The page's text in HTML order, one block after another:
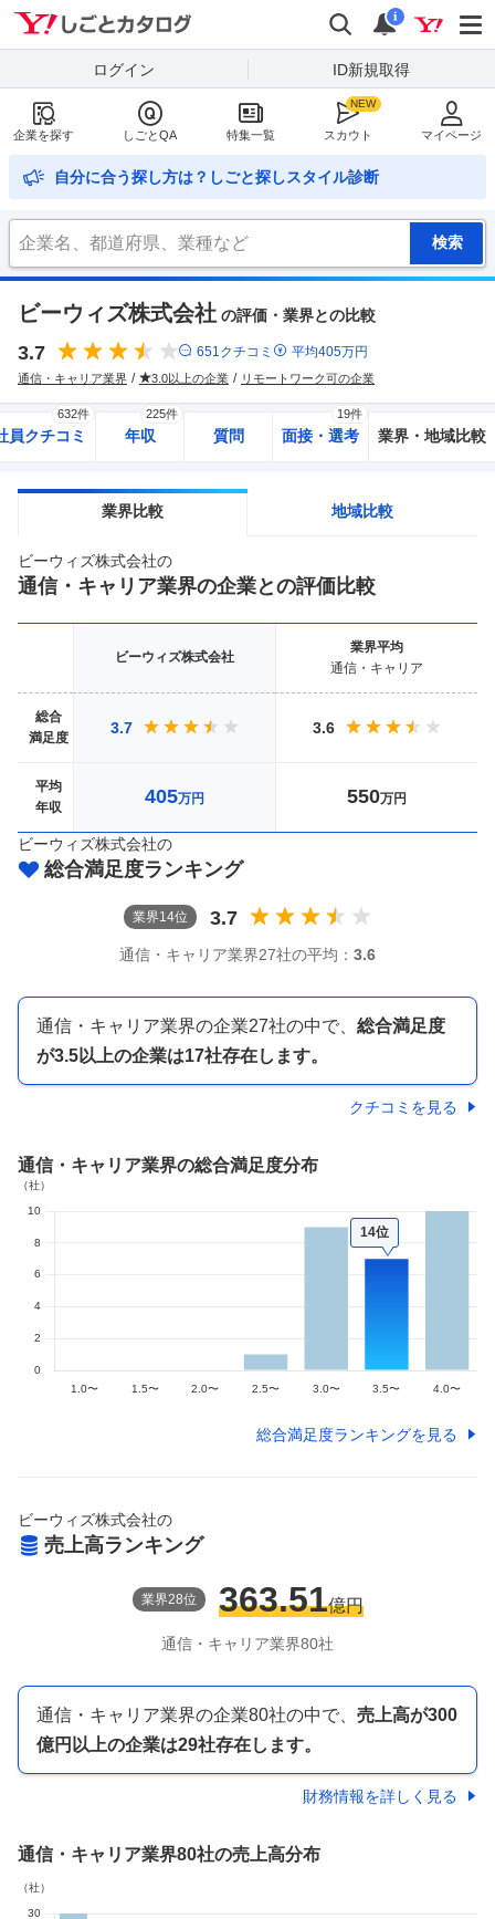
検索
通知
i
ログイン ID新規取得
企業を探す しごとQA 特集一覧 スカウト マイページ
自分に合う探し方は？しごと探しスタイル診断
ビーウィズ株式会社 の評価・業界との比較
3.7 651 クチコミ 平均405万円
通信・キャリア業界 3.0以上の企業 リモートワーク可の企業
員クチコミ
632件
年収
225件
質問 面接・選考
19件
業界・地域比較
業界比較 地域比較
ビーウィズ株式会社の
通信・キャリア業界の企業との評価比較
ビーウィズ株式会社
業界平均
通信・キャリア
総合
満足度
3.7 3.6
平均
年収
405万円 550万円
ビーウィズ株式会社の
総合満足度ランキング
業界14位 3.7
通信・キャリア業界27社の平均： 3.6
通信・キャリア業界の企業27社の中で、 総合満足度
が3.5以上の企業は17社存在します。
クチコミを見る
通信・キャリア業界の総合満足度分布
14位
総合満足度ランキングを見る
ビーウィズ株式会社の
売上高ランキング
業界28位 363.51億円
通信・キャリア業界80社
通信・キャリア業界の企業80社の中で、 売上高が300
億円以上の企業は29社存在します。
財務情報を詳しく見る
通信・キャリア業界80社の売上高分布